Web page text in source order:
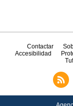
Contactar
Accesibilidad